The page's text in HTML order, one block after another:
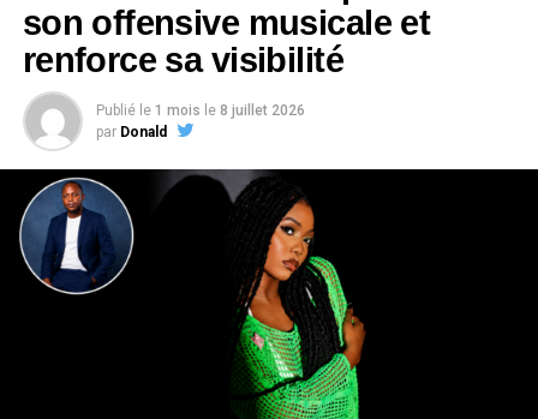
traduisent l’énergie que l’artiste souhaite insuffler à ce
nouveau chapitre de sa carrière.
Composé de treize titres,
parcours deZEBEN, de ses débuts dans le rap gabonais
à son affirmation en solo. L’album mêle rap, afro-pop et
dancehall, tout en explorant des thèmes tels que l’amour,
la loyauté, la trahison, les réalités du quotidien et la
réussite.
Le projet rassemble plusieurs collaborations avec
,Evo
— également producteur de
BlackskinetCash-Lowsso
artistes issus de registres musicaux différents, un choix
qui témoigne de la volonté deZEBENd’élargir son
son offensive musicale et
renforce sa visibilité
Publié le 1 mois le 8 juillet 2026
par Donald